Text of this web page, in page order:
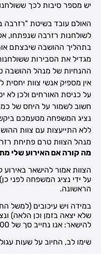
יש מספר סיבות לכך
האולם עובד בשיטת "רזרבה
לשולחנות רזרבה שנפתחו,
בתהליך ההושבה שיבצתם
מגדיל את הסבירות
ההנחיות של מנהל ההושבה
אין מספיק אנשי צוות יחסית
על כניסת האורחים ולכן לא
חשוב לשמור על היחס של
נציג המשפחה מטעמכם
ללא התייעצות עם צוות
מנהל הצוות טרם פתיחת
מה קורה אם האירוע שלי
על ידי נציג המשפחה לפני
הראשונה.
במידה ויש עיכובים (למשל
שלא יצאה בזמן וכן הלאה)
להישאר: אנו נחייב סך של 100 ₪ לכל איש צוות לכל שעה.
שימו לב, החיוב על שעות